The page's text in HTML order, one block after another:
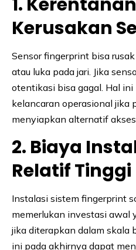
Kerusakan
Sensor fingerprint bisa
atau luka pada jari. Jika
otentikasi bisa gagal. Hal ini
kelancaran operasional jika
menyiapkan alternatif akses.
2. Biaya
Relatif Tinggi
Instalasi sistem fingerprint
memerlukan investasi awal
jika diterapkan dalam skala
ini pada akhirnya dapat